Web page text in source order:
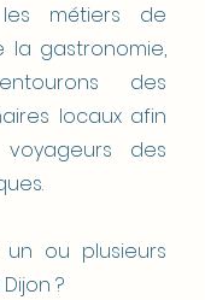
métiers de
la gastronomie,
des
locaux afin
des
ou plusieurs
?